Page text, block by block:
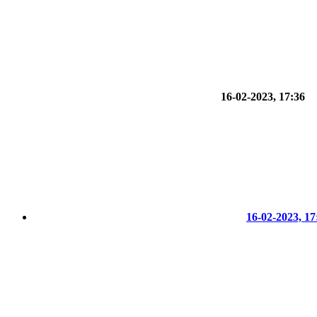
16-02-2023, 17:36
16-02-2023,